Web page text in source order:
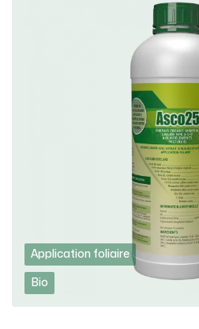
Application foliaire
Bio